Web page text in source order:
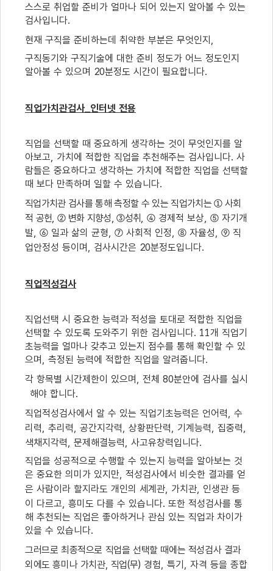
스스로 취업할 준비가 얼마나 되어 있는지 알아볼 수 있는
검사입니다.
현재 구직을 준비하는데 취약한 부분은 무엇인지 ,
구직동기와 구직기술에 대한 준비 정도가 어느 정도인지
알아볼 수 있으며 20분정도 시간이 필요합니다.
직업가치관검사 인터넷 전용
직업을 선택할 때 중요하게 생각하는 것이 무엇인지를 알
아보고, 가치에 적합한 직업을 추천해주는 검사입니다. 사
람들은 중요하다고 생각하는 가치에 적합한 직업을 선택할
때 보다 만족하며 일할 수 있습니다.
직업가치관 검사를 통해 측정할 수 있는 직업가치는①사회
적 공헌,② 변화 지향성,③성취 ,④ 경제적 보상,⑤자기개
발, ⑥ 일과 삶의 균형, ⑦ 사회적 인정, ⑧ 자율성, ⑨ 직
업안정성 등이며 , 검사시간은 20분정도입니다.
직업적성검사
직업선택 시 중요한 능력과 적성을 토대로 적합한 직업을
선택할 수 있도록 도와주기 위한 검사입니다. 11개 직업기
초능력을 얼마나 갖추고 있는지 점수를 통해 확인할 수 있
으며 , 측정된 능력에 적합한 직업을 알려줍니다.
각 항목별 시간제한이 있으며 , 전체 80분안에 검사를 실시
해야 합니다.
직업적성검사에서 알 수 있는 직업기초능력은 언어력, 수
리력, 추리력, 공간지각력, 상황판단력, 기계능력, 집중력,
색채지각력, 문제해결능력, 사고유창력입니다.
직업을 성공적으로 수행할 수 있는지 능력을 알아보는 것
은 중요한 의미가 있지만, 적성검사에서 비슷한 결과를 얻
은 사람이라 할지라도 개인의 세계관, 가치관, 인생관 등
이 다르고, 흥미도 다를 수 있습니다. 또한 적성검사를 통
해 추천되는 직업은 좋아하거나 관심 있는 직업과 차이가
있을 수 있습니다.
그러므로 최종적으로 직업을 선택할 때에는 적성검사 결과
외에도 흥미나 가치관, 직업(무) 경험, 특기 , 자격 등을 종합